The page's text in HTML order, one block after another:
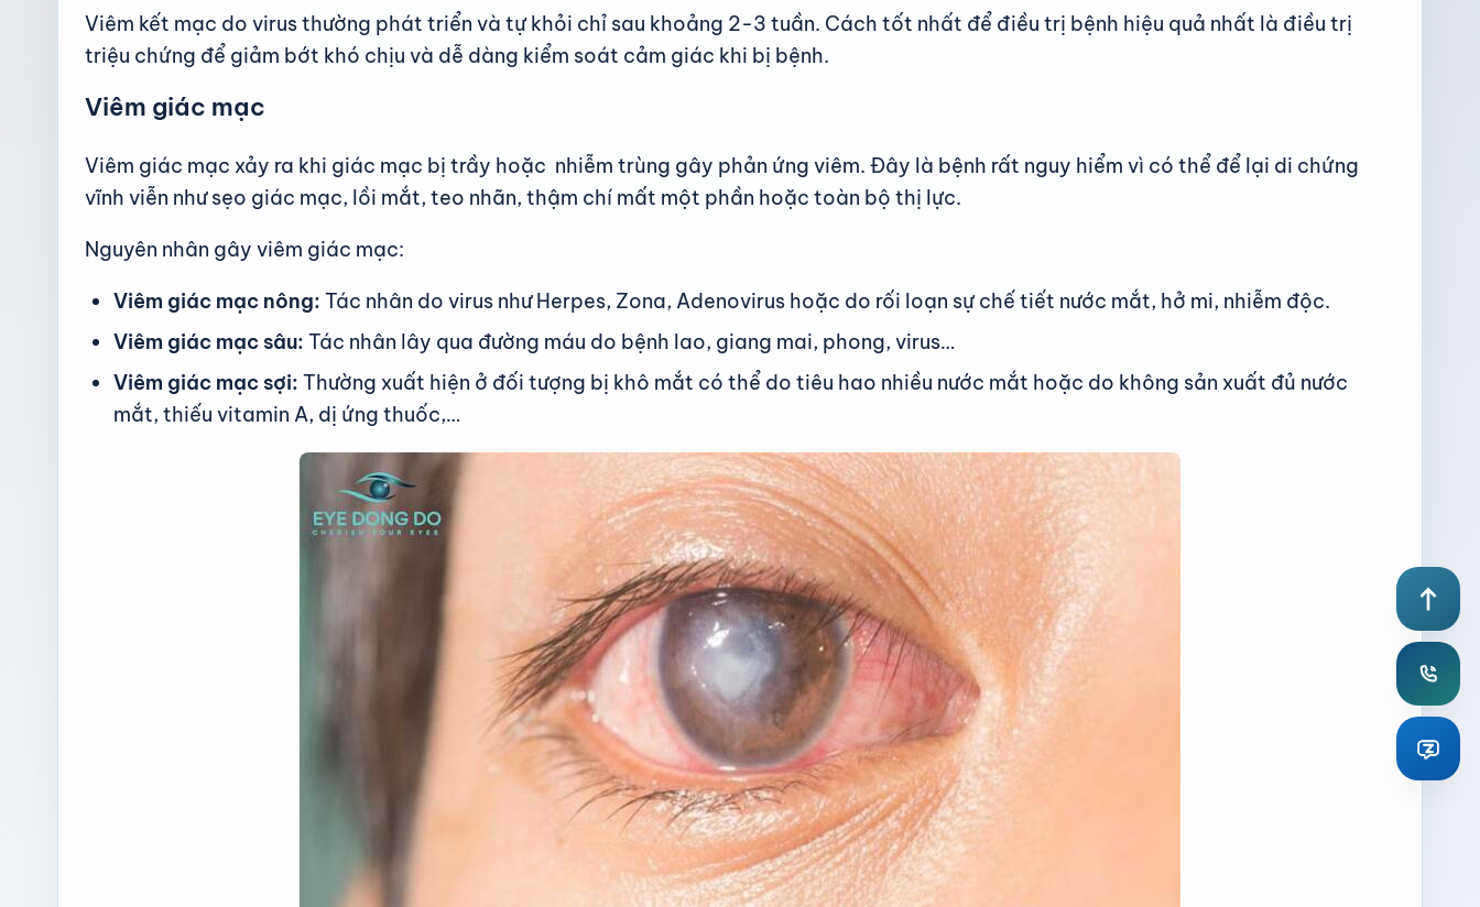
Viêm kết mạc do virus thường phát triển và tự khỏi chỉ sau khoảng 2-3 tuần. Cách tốt nhất để điều trị bệnh hiệu quả nhất là điều trị
triệu chứng để giảm bớt khó chịu và dễ dàng kiểm soát cảm giác khi bị bệnh.
Viêm giác mạc
Viêm giác mạc xảy ra khi giác mạc bị trầy hoặc nhiễm trùng gây phản ứng viêm. Đây là bệnh rất nguy hiểm vì có thể để lại di chứng
vĩnh viễn như sẹo giác mạc, lồi mắt, teo nhãn, thậm chí mất một phần hoặc toàn bộ thị lực.
Nguyên nhân gây viêm giác mạc:
Viêm giác mạc nông: Tác nhân do virus như Herpes, Zona, Adenovirus hoặc do rối loạn sự chế tiết nước mắt, hở mi, nhiễm độc.
Viêm giác mạc sâu: Tác nhân lây qua đường máu do bệnh lao, giang mai, phong, virus…
Viêm giác mạc sợi: Thường xuất hiện ở đối tượng bị khô mắt có thể do tiêu hao nhiều nước mắt hoặc do không sản xuất đủ nước
mắt, thiếu vitamin A, dị ứng thuốc,…
north